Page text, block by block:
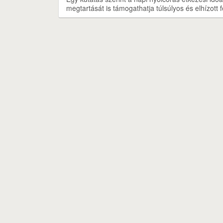
megtartását is támogathatja túlsúlyos és elhízott